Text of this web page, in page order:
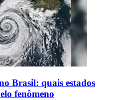
Brasil: quais estados
fenômeno